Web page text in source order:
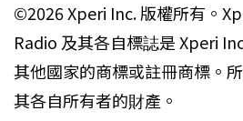
©2026 Xperi Inc. 版權所有。
Radio 及其各自標誌是 Xperi
其他國家的商標或註冊商標。
其各自所有者的財產。